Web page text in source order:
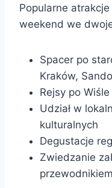
Popularne
weekend we
Spacer po
Kraków,
Rejsy po
Udział w
kulturalnych
Degustacje
Zwiedzanie
przewodnikiem